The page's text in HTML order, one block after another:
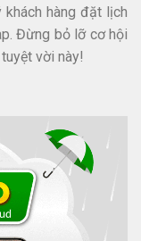
hàng đặt lịch
Đừng bỏ lỡ cơ hội
vời này!